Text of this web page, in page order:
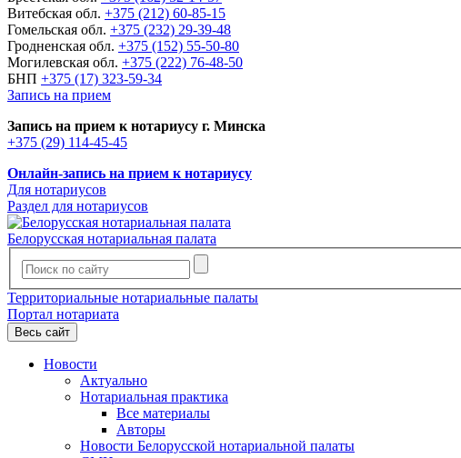
Витебская обл. +375 (212) 60-85-15
Гомельская обл. +375 (232) 29-39-48
Гродненская обл. +375 (152) 55-50-80
Могилевская обл. +375 (222) 76-48-50
БНП +375 (17) 323-59-34
Запись на прием
Запись на прием к нотариусу г. Минска
+375 (29) 114-45-45
Онлайн-запись на прием к нотариусу
Для нотариусов
Раздел для нотариусов
Белорусская нотариальная палата
Территориальные нотариальные палаты
Портал нотариата
Весь сайт
Новости
Актуально
Нотариальная практика
Все материалы
Авторы
Новости Белорусской нотариальной палаты